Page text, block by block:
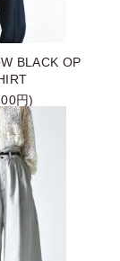
BLACK OP
円)